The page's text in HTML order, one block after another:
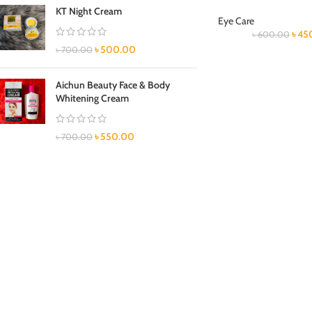
KT Night Cream
৳700.00 ৳500.00
Aichun Beauty Face & Body
Whitening Cream
৳700.00 ৳550.00
Eye Care
৳600.00 ৳